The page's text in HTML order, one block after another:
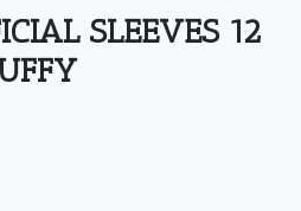
SLEEVES 12